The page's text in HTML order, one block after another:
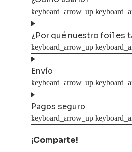
¿Por qué nuestro foil es
Envío
Pagos seguro
¡Comparte!